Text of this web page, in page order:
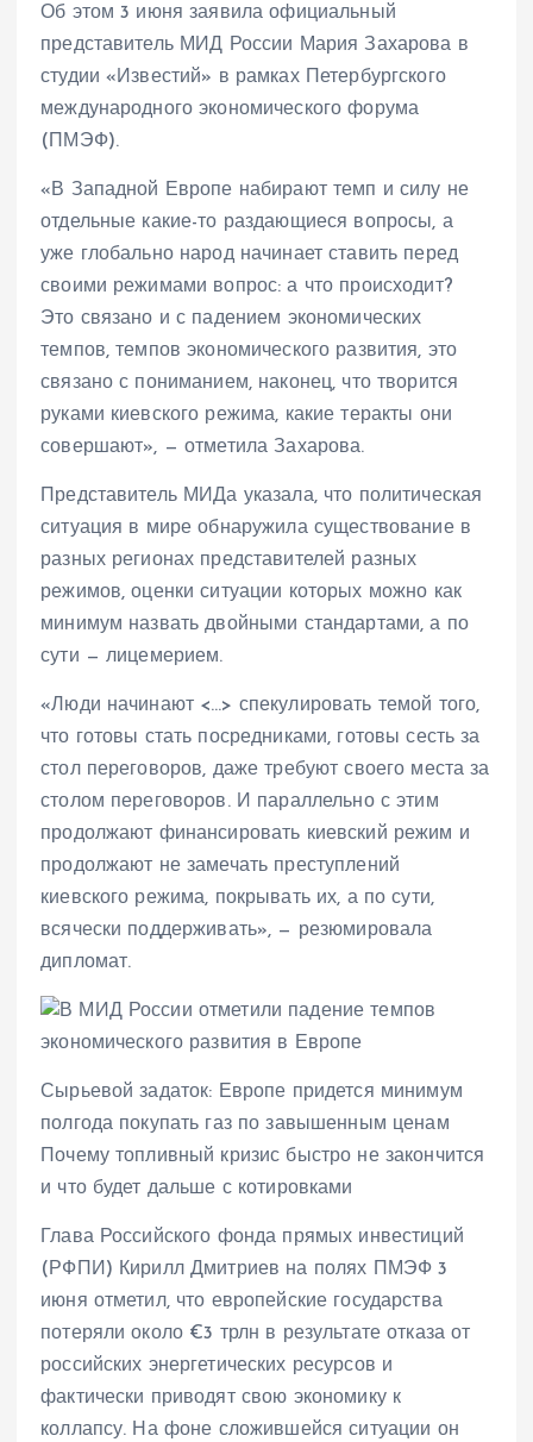
Об этом 3 июня заявила официальный
представитель МИД России Мария Захарова в
студии «Известий» в рамках Петербургского
международного экономического форума
(ПМЭФ).
«В Западной Европе набирают темп и силу не
отдельные какие-то раздающиеся вопросы, а
уже глобально народ начинает ставить перед
своими режимами вопрос: а что происходит?
Это связано и с падением экономических
темпов, темпов экономического развития, это
связано с пониманием, наконец, что творится
руками киевского режима, какие теракты они
совершают», — отметила Захарова.
Представитель МИДа указала, что политическая
ситуация в мире обнаружила существование в
разных регионах представителей разных
режимов, оценки ситуации которых можно как
минимум назвать двойными стандартами, а по
сути — лицемерием.
«Люди начинают <…> спекулировать темой того,
что готовы стать посредниками, готовы сесть за
стол переговоров, даже требуют своего места за
столом переговоров. И параллельно с этим
продолжают финансировать киевский режим и
продолжают не замечать преступлений
киевского режима, покрывать их, а по сути,
всячески поддерживать», — резюмировала
дипломат.
Сырьевой задаток: Европе придется минимум
полгода покупать газ по завышенным ценам
Почему топливный кризис быстро не закончится
и что будет дальше с котировками
Глава Российского фонда прямых инвестиций
(РФПИ) Кирилл Дмитриев на полях ПМЭФ 3
июня отметил, что европейские государства
потеряли около €3 трлн в результате отказа от
российских энергетических ресурсов и
фактически приводят свою экономику к
коллапсу. На фоне сложившейся ситуации он